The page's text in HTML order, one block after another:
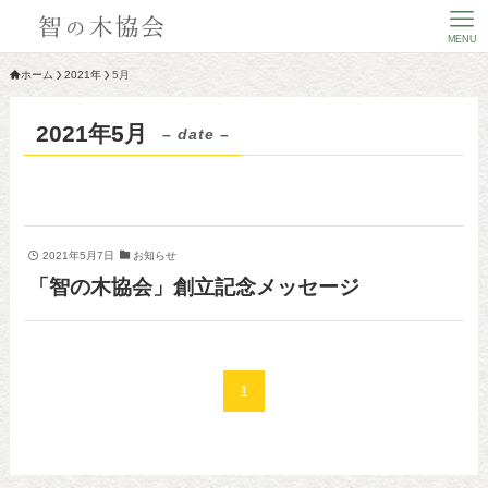
MENU
ホーム 2021年 5月
2021年5月 – date –
2021年5月7日 お知らせ
「智の木協会」創立記念メッセージ
1